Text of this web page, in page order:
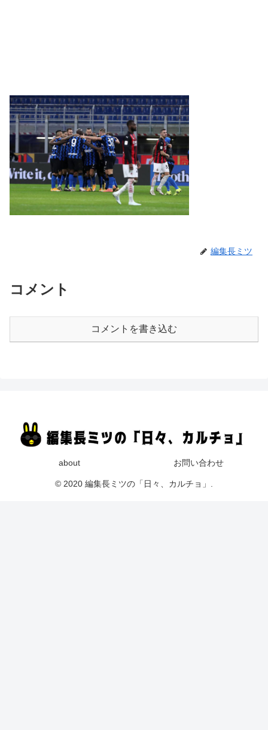
編集長ミツ
コメント
コメントを書き込む
about お問い合わせ
© 2020 編集長ミツの「日々、カルチョ」.